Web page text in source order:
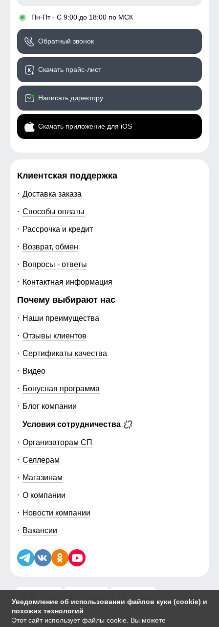
Уведомление об использовании файлов куки (cookie) и
похожих технологий
Этот сайт использует файлы cookie. Вы можете
• Пн-Пт - С 9:00 до 18:00 по МСК
Обратный звонок
Скачать прайс-лист
Написать директору
Скачать приложение для iOS
Клиентская поддержка
Доставка заказа
Способы оплаты
Рассрочка и кредит
Возврат, обмен
Вопросы - ответы
Контактная информация
Почему выбирают нас
Наши преимущества
Отзывы клиентов
Сертификаты качества
Видео
Бонусная программа
Блог компании
Условия сотрудничества
Организаторам СП
Селлерам
Магазинам
О компании
Новости компании
Вакансии
5.0 5.0 5.0
© 2014-2026 ООО «МТФОРС ПЛЮС»